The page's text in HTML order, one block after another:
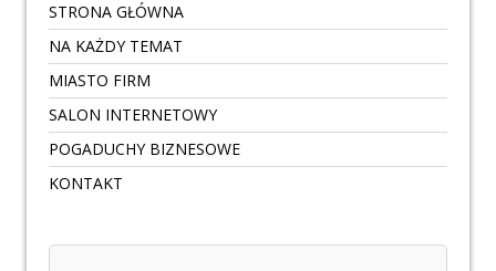
STRONA GŁÓWNA
NA KAŻDY TEMAT
MIASTO FIRM
SALON INTERNETOWY
POGADUCHY BIZNESOWE
KONTAKT